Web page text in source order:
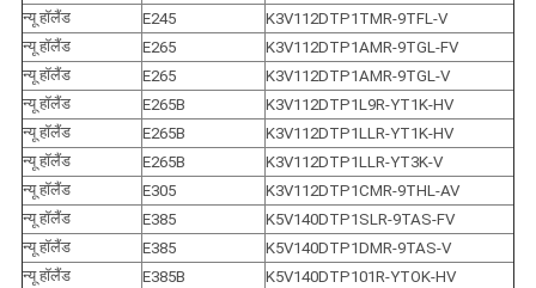
न्यू हॉलैंड
E245
K3V112DTP1TMR-9TFL-V
न्यू हॉलैंड
E265
K3V112DTP1AMR-9TGL-FV
न्यू हॉलैंड
E265
K3V112DTP1AMR-9TGL-V
न्यू हॉलैंड
E265B
K3V112DTP1L9R-YT1K-HV
न्यू हॉलैंड
E265B
K3V112DTP1LLR-YT1K-HV
न्यू हॉलैंड
E265B
K3V112DTP1LLR-YT3K-V
न्यू हॉलैंड
E305
K3V112DTP1CMR-9THL-AV
न्यू हॉलैंड
E385
K5V140DTP1SLR-9TAS-FV
न्यू हॉलैंड
E385
K5V140DTP1DMR-9TAS-V
न्यू हॉलैंड
E385B
K5V140DTP101R-YTOK-HV